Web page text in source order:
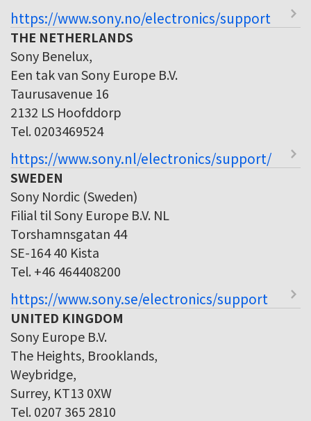
https://www.sony.no/electronics/support
THE NETHERLANDS
Sony Benelux,
Een tak van Sony Europe B.V.
Taurusavenue 16
2132 LS Hoofddorp
Tel. 0203469524
https://www.sony.nl/electronics/support/
SWEDEN
Sony Nordic (Sweden)
Filial til Sony Europe B.V. NL
Torshamnsgatan 44
SE-164 40 Kista
Tel. +46 464408200
https://www.sony.se/electronics/support
UNITED KINGDOM
Sony Europe B.V.
The Heights, Brooklands,
Weybridge,
Surrey, KT13 0XW
Tel. 0207 365 2810